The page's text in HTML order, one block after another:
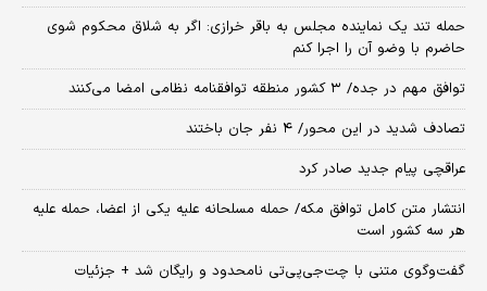
حمله تند یک نماینده مجلس به باقر خرازی: اگر به شلاق محکوم شوی
حاضرم با وضو آن را اجرا کنم
توافق مهم در جده/ ۳ کشور منطقه توافقنامه نظامی امضا می‌کنند
تصادف شدید در این محور/ ۴ نفر جان باختند
عراقچی پیام جدید صادر کرد
انتشار متن کامل توافق مکه/ حمله مسلحانه علیه یکی از اعضا، حمله علیه
هر سه کشور است
گفت‌وگوی متنی با چت‌جی‌پی‌تی نامحدود و رایگان شد + جزئیات